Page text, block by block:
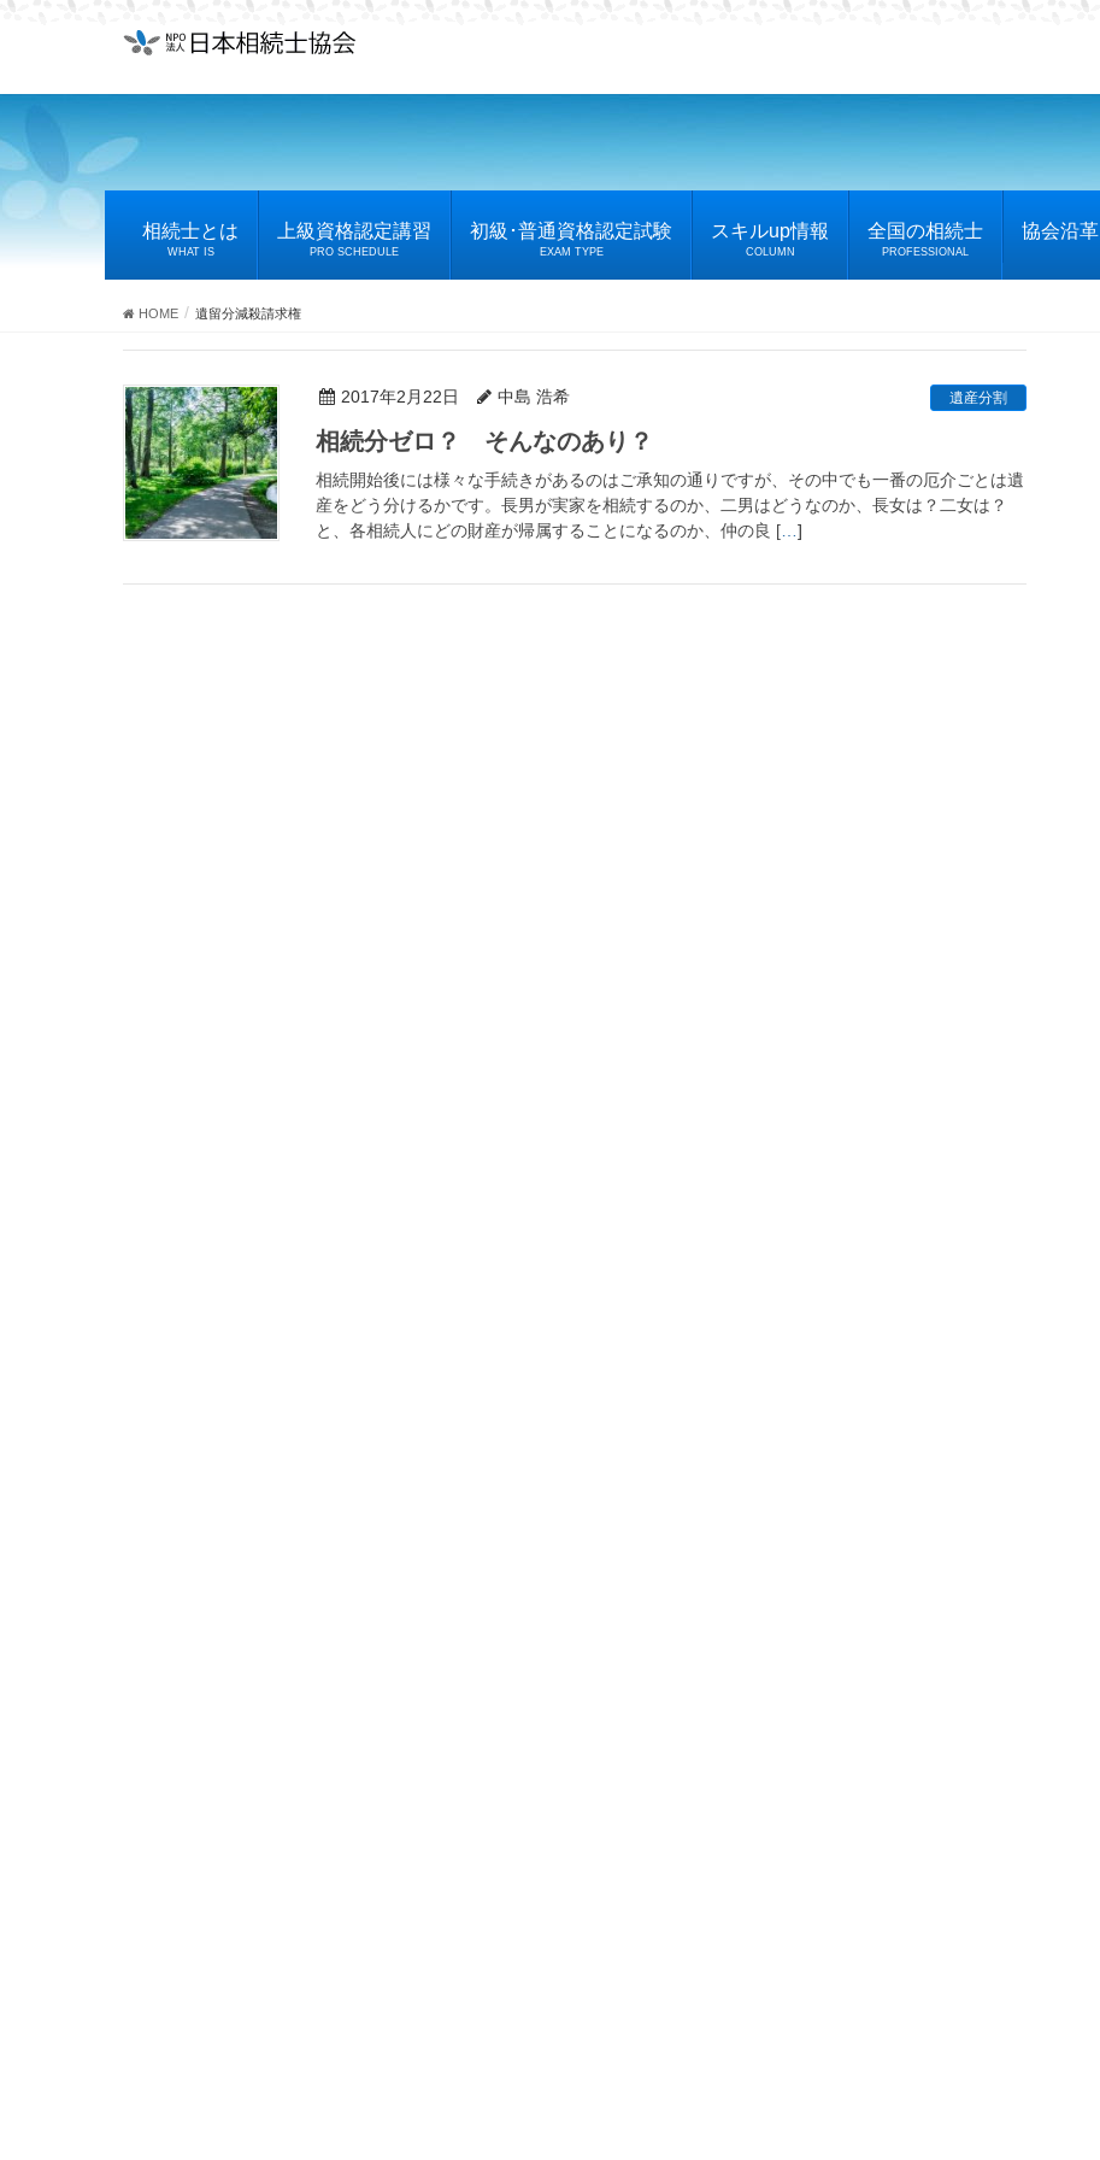
相続士とは
WHAT IS
上級資格認定講習
PRO SCHEDULE
初級･普通資格認定試験
EXAM TYPE
スキルup情報
COLUMN
全国の相続士
PROFESSIONAL
協会沿革
HOME 遺留分減殺請求権
2017年2月22日 中島 浩希 遺産分割
相続分ゼロ？ そんなのあり？
相続開始後には様々な手続きがあるのはご承知の通りですが、その中でも一番の厄介ごとは遺
産をどう分けるかです。長男が実家を相続するのか、二男はどうなのか、長女は？二女は？
と、各相続人にどの財産が帰属することになるのか、仲の良 [
]